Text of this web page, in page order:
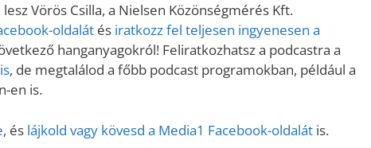
a
Fel/Le
billentyűket
Vörös Csilla, a Nielsen Közönségmérés Kft.
oldalát és iratkozz fel teljesen ingyenesen a
hanganyagokról! Feliratkozhatsz a podcastra a
, de megtalálod a főbb podcast programokban, például a
en is.
, és lájkold vagy kövesd a Media1 Facebook-oldalát is.